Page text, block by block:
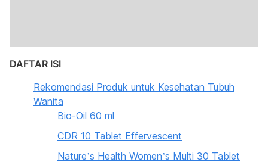
DAFTAR ISI
Rekomendasi Produk untuk Kesehatan Tubuh
Wanita
Bio-Oil 60 ml
CDR 10 Tablet Effervescent
Nature’s Health Women’s Multi 30 Tablet